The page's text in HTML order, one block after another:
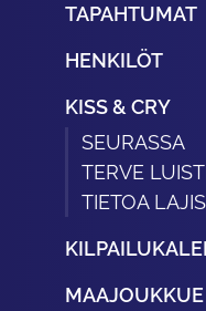
TAPAHTUMAT
HENKILÖT
KISS & CRY
SEURASSA
TERVE
TIETOA
MAAJOUKKUE